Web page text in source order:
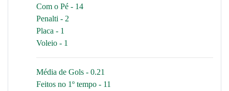
Com o Pé - 14
Penalti - 2
Placa - 1
Voleio - 1
Média de Gols - 0.21
Feitos no 1º tempo - 11